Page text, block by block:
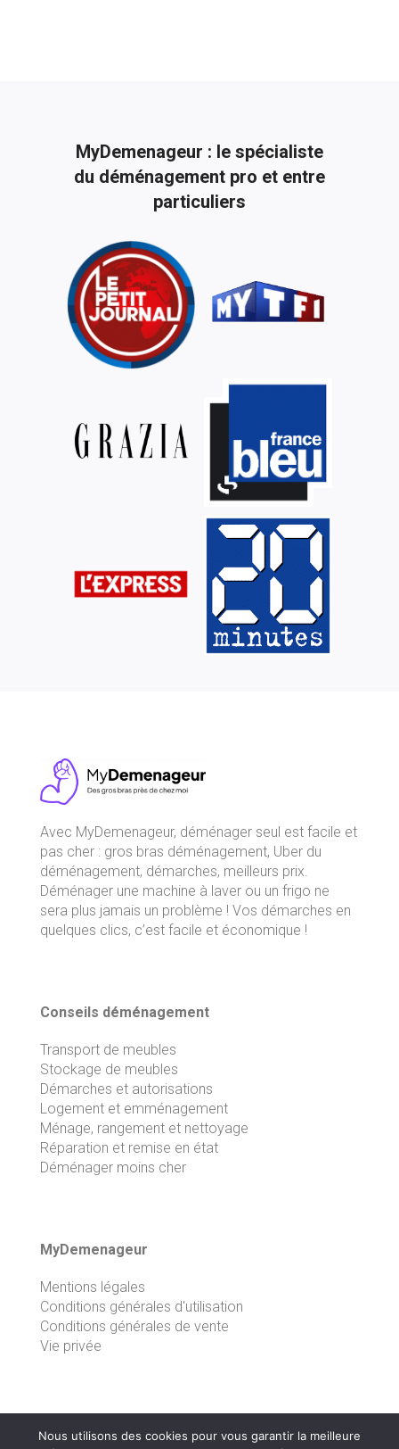
MyDemenageur : le spécialiste
du déménagement pro et entre
particuliers
Avec MyDemenageur, déménager seul est facile et
pas cher : gros bras déménagement, Uber du
déménagement, démarches, meilleurs prix.
Déménager une machine à laver ou un frigo ne
sera plus jamais un problème ! Vos démarches en
quelques clics, c’est facile et économique !
Conseils déménagement
Transport de meubles
Stockage de meubles
Démarches et autorisations
Logement et emménagement
Ménage, rangement et nettoyage
Réparation et remise en état
Déménager moins cher
MyDemenageur
Mentions légales
Conditions générales d'utilisation
Conditions générales de vente
Vie privée
Nous utilisons des cookies pour vous garantir la meilleure